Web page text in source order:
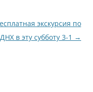
экскурсия по
в эту субботу 3-1 →